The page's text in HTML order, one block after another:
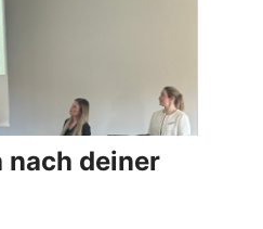
nach deiner